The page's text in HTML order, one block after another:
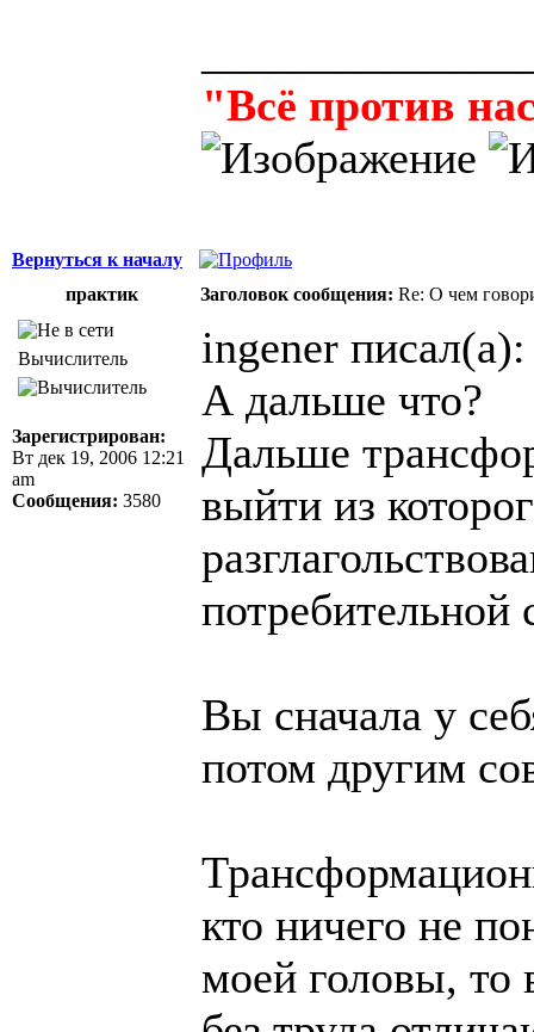
"Всё против
Вернуться к началу
практик
Заголовок сообщения: Re: О чем
Вычислитель
Зарегистрирован:
Вт дек 19, 2006 12:21
am
Сообщения: 3580
ingener писал(а):
А дальше что?
Дальше
выйти из
потребительной
Вы сначала у
потом другим
кто ничего не
моей головы, то